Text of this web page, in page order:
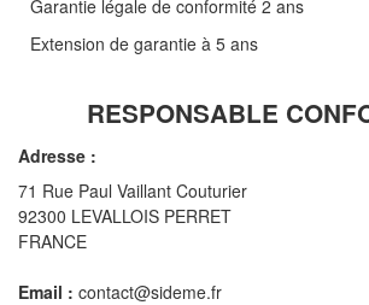
Garantie légale de conformité 2 ans
Extension de garantie à 5 ans
RESPONSABLE
Adresse :
71 Rue Paul Vaillant Couturier
92300 LEVALLOIS PERRET
FRANCE
Email : contact@sideme.fr